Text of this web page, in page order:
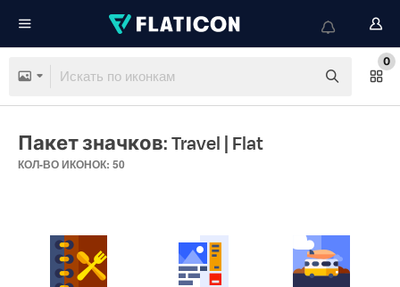
0
Пакет значков: Travel | Flat
КОЛ-ВО ИКОНОК: 50